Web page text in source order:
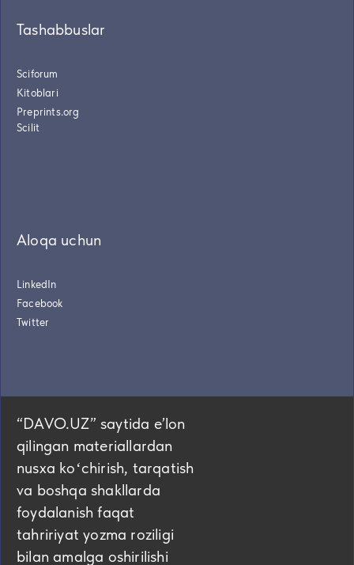
Tashabbuslar
Sciforum
Kitoblari
Preprints.org
Scilit
Aloqa uchun
LinkedIn
Facebook
Twitter
“DAVO.UZ” saytida eʼlon
qilingan materiallardan
nusxa koʻchirish, tarqatish
va boshqa shakllarda
foydalanish faqat
tahririyat yozma roziligi
bilan amalga oshirilishi